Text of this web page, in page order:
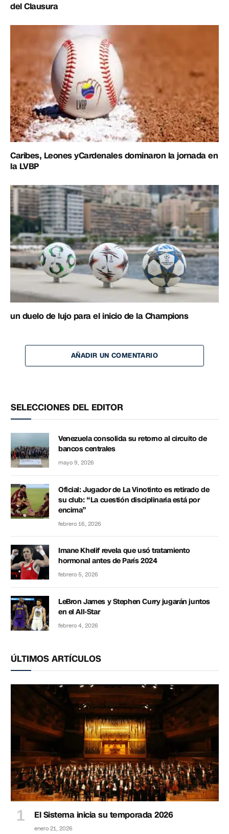
del Clausura
Caribes, Leones yCardenales dominaron la jornada en
la LVBP
un duelo de lujo para el inicio de la Champions
AÑADIR UN COMENTARIO
SELECCIONES DEL EDITOR
Venezuela consolida su retorno al circuito de
bancos centrales
mayo 9, 2026
Oficial: Jugador de La Vinotinto es retirado de
su club: “La cuestión disciplinaria está por
encima”
febrero 16, 2026
Imane Khelif revela que usó tratamiento
hormonal antes de París 2024
febrero 5, 2026
LeBron James y Stephen Curry jugarán juntos
en el All-Star
febrero 4, 2026
ÚLTIMOS ARTÍCULOS
El Sistema inicia su temporada 2026
enero 21, 2026